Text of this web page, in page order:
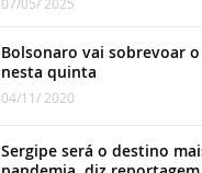
Bolsonaro vai sobrevoar
nesta quinta
04/11/ 2020
Sergipe será o destino